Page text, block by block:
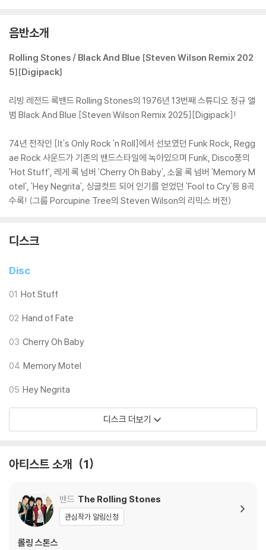
음반소개
Rolling Stones / Black And Blue [Steven Wilson Remix 202
5][Digipack]
리빙 레전드 록밴드 Rolling Stones의 1976년 13번째 스튜디오 정규 앨
범 Black And Blue [Steven Wilson Remix 2025][Digipack]!
74년 전작인 [It's Only Rock 'n Roll]에서 선보였던 Funk Rock, Regg
ae Rock 사운드가 기존의 밴드스타일에 녹아있으며 Funk, Disco풍의
'Hot Stuff', 레게 록 넘버 'Cherry Oh Baby', 소울 록 넘버 'Memory M
otel', 'Hey Negrita', 싱글컷트 되어 인기를 얻었던 'Fool to Cry'등 8곡
수록! (그룹 Porcupine Tree의 Steven Wilson의 리믹스 버전)
디스크
Disc
01 Hot Stuff
02 Hand of Fate
03 Cherry Oh Baby
04 Memory Motel
05 Hey Negrita
디스크 더보기
아티스트 소개 1
밴드 The Rolling Stones
관심작가 알림신청
롤링 스톤스